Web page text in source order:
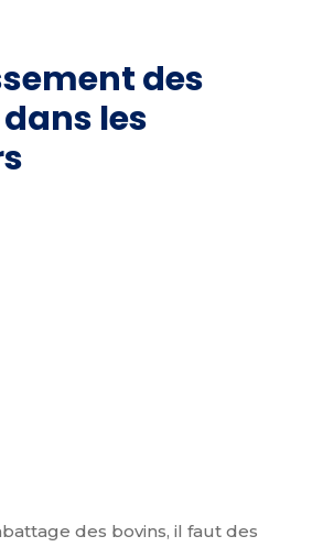
des
les
des bovins, il faut des